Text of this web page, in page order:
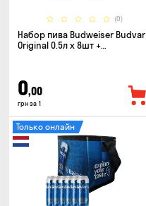
(0)
Набор пива Budweiser Budvar
Original 0.5л x 8шт +
0,00
грн за 1
Только онлайн